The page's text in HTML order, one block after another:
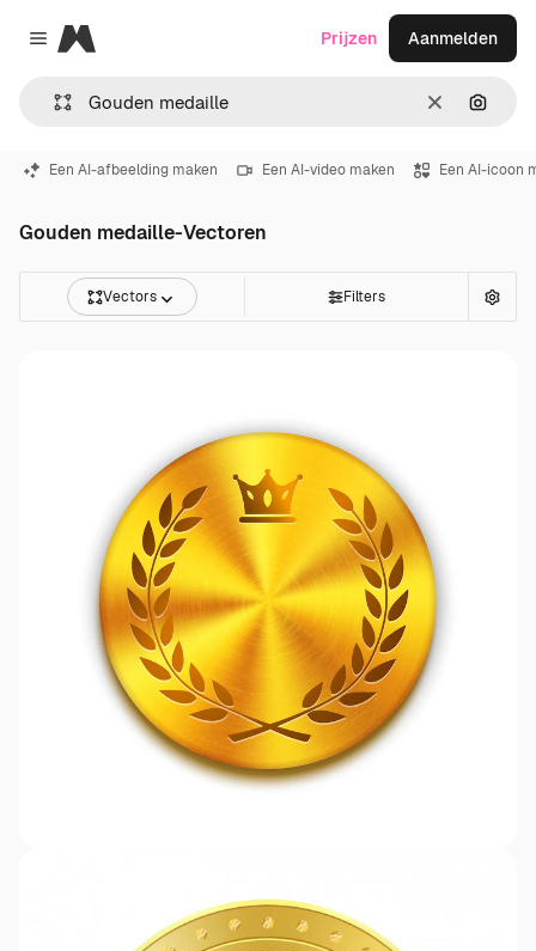
Close menu
Magnific
Wissen
Prijzen Aanmelden
Een AI-afbeelding maken Een AI-video maken Een AI-icoon
Gouden medaille-Vectoren
Vectors Filters